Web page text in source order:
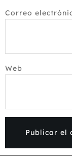
Correo
Web